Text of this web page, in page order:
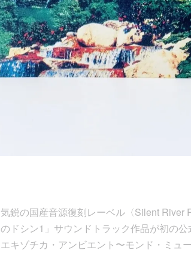
気鋭の国産音源復刻レーベル〈Silent River
のドシン1」サウンドトラック作品が初の
エキゾチカ・アンビエント〜モンド・ミュ